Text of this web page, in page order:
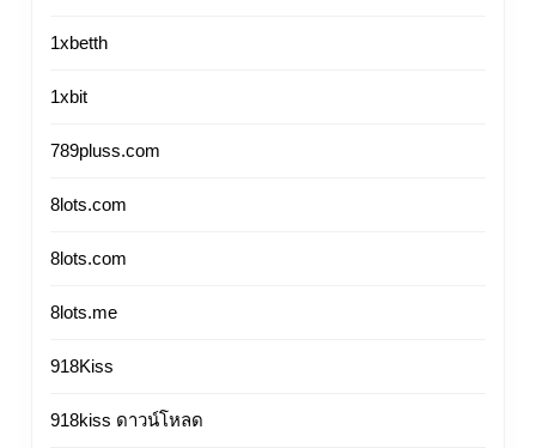
1xbetth
1xbit
789pluss.com
8lots.com
8lots.com
8lots.me
918Kiss
918kiss ดาวน์โหลด